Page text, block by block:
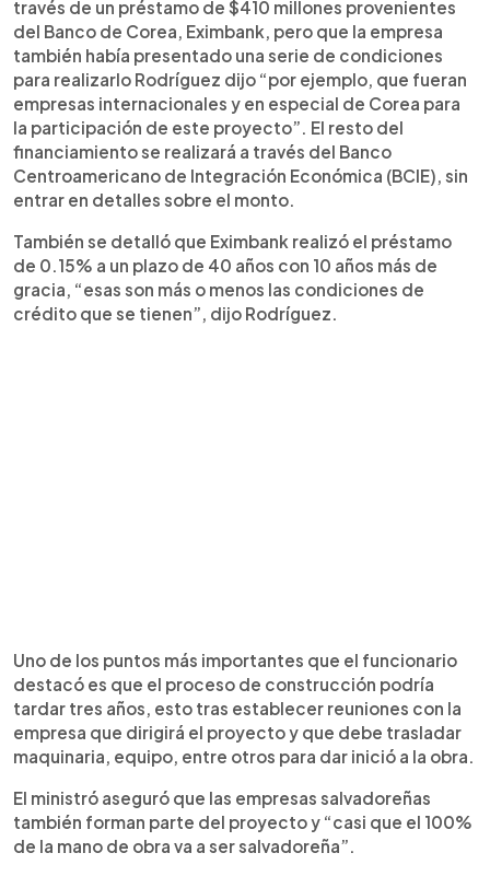
través de un préstamo de $410 millones provenientes
del Banco de Corea, Eximbank, pero que la empresa
también había presentado una serie de condiciones
para realizarlo Rodríguez dijo “por ejemplo, que fueran
empresas internacionales y en especial de Corea para
la participación de este proyecto”. El resto del
financiamiento se realizará a través del Banco
Centroamericano de Integración Económica (BCIE), sin
entrar en detalles sobre el monto.
También se detalló que Eximbank realizó el préstamo
de 0.15% a un plazo de 40 años con 10 años más de
gracia, “esas son más o menos las condiciones de
crédito que se tienen”, dijo Rodríguez.
Uno de los puntos más importantes que el funcionario
destacó es que el proceso de construcción podría
tardar tres años, esto tras establecer reuniones con la
empresa que dirigirá el proyecto y que debe trasladar
maquinaria, equipo, entre otros para dar inició a la obra.
El ministró aseguró que las empresas salvadoreñas
también forman parte del proyecto y “casi que el 100%
de la mano de obra va a ser salvadoreña”.